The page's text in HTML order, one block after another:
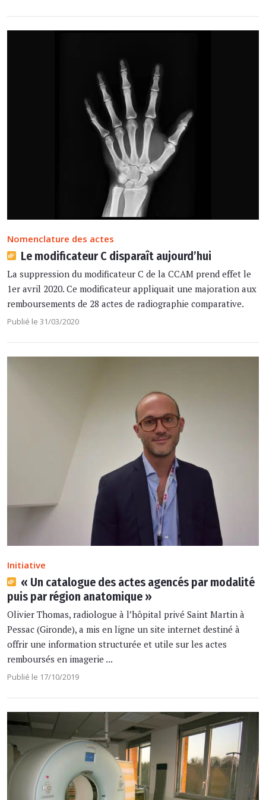
Nomenclature des actes
Le modificateur C disparaît aujourd’hui
La suppression du modificateur C de la CCAM prend effet le
1er avril 2020. Ce modificateur appliquait une majoration aux
remboursements de 28 actes de radiographie comparative.
Publié le 31/03/2020
Initiative
« Un catalogue des actes agencés par modalité
puis par région anatomique »
Olivier Thomas, radiologue à l’hôpital privé Saint Martin à
Pessac (Gironde), a mis en ligne un site internet destiné à
offrir une information structurée et utile sur les actes
remboursés en imagerie ...
Publié le 17/10/2019